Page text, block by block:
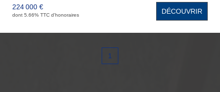
spacieuse, d'une salle d'eau, et d'un WC. Vous bénéficierez
également de prestations de qualité avec une climatisation
réversible dans le salon, des volets électriques, de deux
celliers, d'une buanderie, d'une cave en sous-sol et d'un grand
224 000 €
dont 5.66% TTC d'honoraires DÉCOUVRIR
1